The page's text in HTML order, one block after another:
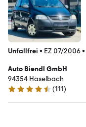
Unfallfrei • EZ 07/2006•
Auto Biendl GmbH
94354 Haselbach
4.4 Sterne
(111)